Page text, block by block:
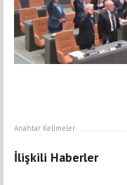
Anahtar Kelimeler
İlişkili Haberler